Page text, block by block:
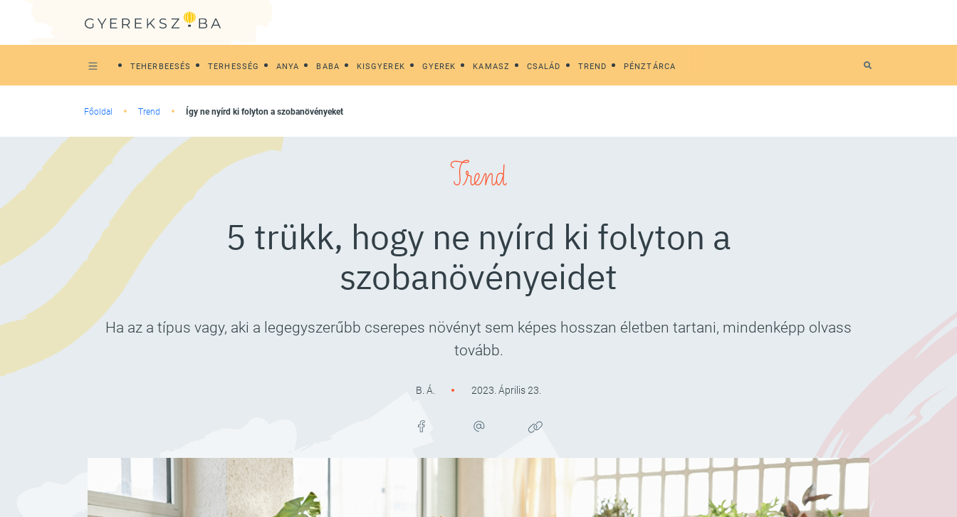
TEHERBEESÉS TERHESSÉG ANYA BABA KISGYEREK GYEREK KAMASZ CSALÁD TREND PÉNZTÁRCA
Főoldal Trend Így ne nyírd ki folyton a szobanövényeket
Trend
5 trükk, hogy ne nyírd ki folyton a
szobanövényeidet
Ha az a típus vagy, aki a legegyszerűbb cserepes növényt sem képes hosszan életben tartani, mindenképp olvass
tovább.
B. Á. 2023. Április 23.